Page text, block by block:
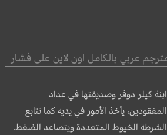
ابنة كيلر دوفر وصديقتها في عداد
المفقودين، يأخذ الأمور في يديه كما تتابع
الشرطة الخيوط المتعددة ويتصاعد الضغط.